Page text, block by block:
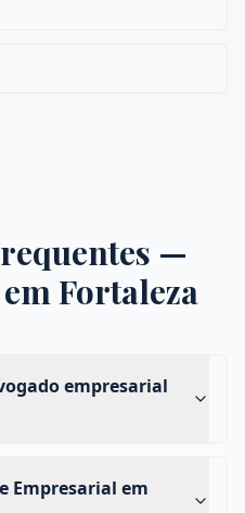
—
emFortaleza
empresarial
Empresarial em